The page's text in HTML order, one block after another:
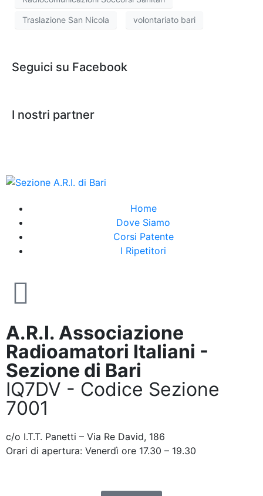
Traslazione San Nicola volontariato bari
Seguici su Facebook
I nostri partner
Home
Dove Siamo
Corsi Patente
I Ripetitori
A.R.I. Associazione
Radioamatori Italiani -
Sezione di Bari
IQ7DV - Codice Sezione
7001
c/o I.T.T. Panetti – Via Re David, 186
Orari di apertura: Venerdì ore 17.30 – 19.30